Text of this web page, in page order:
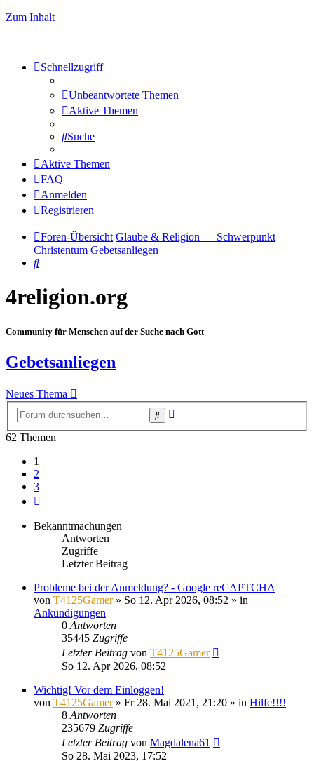
Zum Inhalt
Schnellzugriff
Unbeantwortete Themen
Aktive Themen
Suche
Aktive Themen
FAQ
Anmelden
Registrieren
Foren-Übersicht Glaube & Religion — Schwerpunkt
Christentum Gebetsanliegen
Suche
4religion.org
Community für Menschen auf der Suche nach Gott
Gebetsanliegen
Neues Thema
Suche
62 Themen
1
2
3
Bekanntmachungen
Antworten
Zugriffe
Letzter Beitrag
Probleme bei der Anmeldung? - Google reCAPTCHA
von T4125Gamer» So 12. Apr 2026, 08:52 » in
Ankündigungen
0 Antworten
35445 Zugriffe
Letzter Beitrag von T4125Gamer
So 12. Apr 2026, 08:52
Wichtig! Vor dem Einloggen!
von T4125Gamer» Fr 28. Mai 2021, 21:20 » in Hilfe!!!!
8 Antworten
235679 Zugriffe
Letzter Beitrag von Magdalena61
So 28. Mai 2023, 17:52